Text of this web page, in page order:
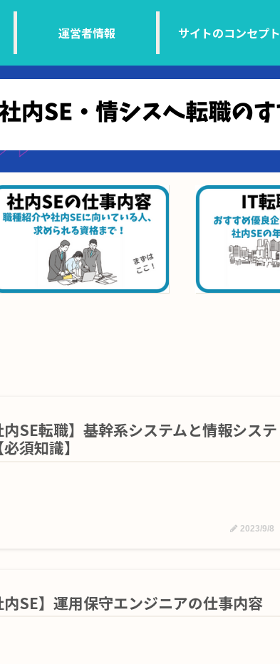
運営者情報 サイトのコンセプト
SE転職】基幹系システムと情報システ
須知識】
2023/9/8
SE】運用保守エンジニアの仕事内容